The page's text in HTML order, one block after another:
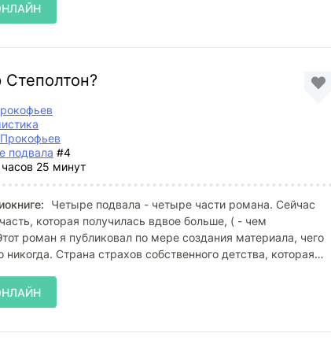
подвала #4
25 минут
Четыре подвала - четыре части романа. Сейчас
которая получилась вдвое больше, ( - чем
роман я публиковал по мере создания материала, чего
никогда. Страна страхов собственного детства, которая